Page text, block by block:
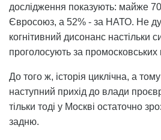
дослідження показують: майже
Євросоюз, а 52% - за НАТО. Не
когнітивний дисонанс настільки
проголосують за промосковських
До того ж, історія циклічна, а
наступний прихід до влади
тільки тоді у Москві остаточно
задню.